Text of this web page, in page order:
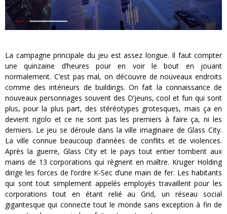
La campagne principale du jeu est assez longue. Il faut compter
une quinzaine d’heures pour en voir le bout en jouant
normalement. C’est pas mal, on découvre de nouveaux endroits
comme des intérieurs de buildings. On fait la connaissance de
nouveaux personnages souvent des D’jeuns, cool et fun qui sont
plus, pour la plus part, des stéréotypes grotesques, mais ça en
devient rigolo et ce ne sont pas les premiers à faire ça, ni les
derniers. Le jeu se déroule dans la ville imaginaire de Glass City.
La ville connue beaucoup d’années de conflits et de violences.
Après la guerre, Glass City et le pays tout entier tombent aux
mains de 13 corporations qui règnent en maître. Kruger Holding
dirige les forces de l’ordre K-Sec d’une main de fer. Les habitants
qui sont tout simplement appelés employés travaillent pour les
corporations tout en étant relié au Grid, un réseau social
gigantesque qui connecte tout le monde sans exception à fin de